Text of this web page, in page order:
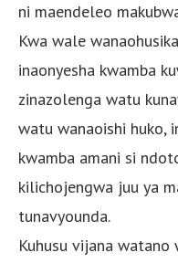
ni maendeleo
Kwa wale
inaonyesha kwamba
zinazolenga watu
watu wanaoishi huko,
kwamba amani si
kilichojengwa juu ya
tunavyounda.
Kuhusu vijana